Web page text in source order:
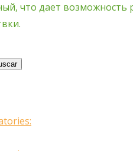
что дает возможность